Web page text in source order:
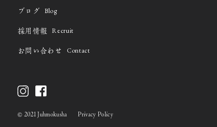
ブログ Blog
採用情報 Recruit
お問い合わせ Contact
© 2021 Juhmokusha Privacy Policy